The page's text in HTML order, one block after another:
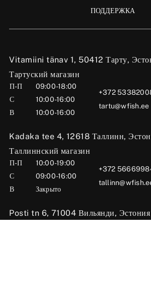
Vitamiini tänav 1, 50412 Тарту,
Тартуский магазин
П-П
09:00-18:00
С
10:00-16:00
В
10:00-16:00
+372
tartu@wfish.ee
Kadaka tee 4, 12618 Таллинн,
Таллиннский магазин
П-П
10:00-19:00
С
09:00-16:00
В
Закрыто
+372
Posti tn 6, 71004 Вильянди, Эстония
ПОДДЕРЖКА